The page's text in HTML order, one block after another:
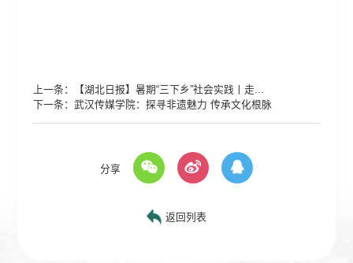
上一条：
【湖北日报】暑期“三下乡”社会实践丨走...
下一条：武汉传媒学院：探寻非遗魅力 传承文化根脉
分享
返回列表